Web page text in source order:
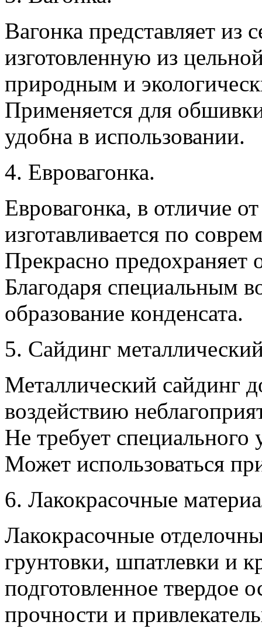
Вагонка представляет из
изготовленную из
природным и
Применяется для
удобна в использовании.
4. Евровагонка.
Евровагонка, в отличие
изготавливается по
Прекрасно
Благодаря специальным
образование конденсата.
5. Сайдинг
Металлический сайдинг
воздействию
Не требует
Может использоваться
6. Лакокрасочные
Лакокрасочные
грунтовки, шпатлевки и
подготовленное твердое
прочности и